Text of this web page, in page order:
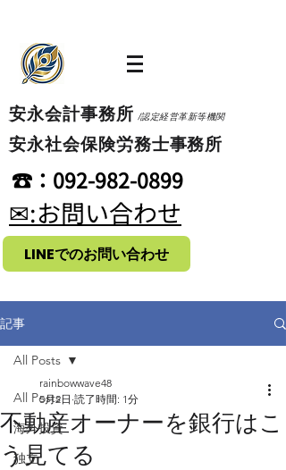
​安永会計事務所 /認定経営革新等機関
​安永社会保険労務士事務所
​☎：092-982-0899
​✉:お問い合わせ
LINEでのお問い合わせ
記事
All Posts
海外投資
独立
All Posts
不動産オーナーを銀行はこ
う見てる
rainbowwave48
5月2日 読了時間: 1分